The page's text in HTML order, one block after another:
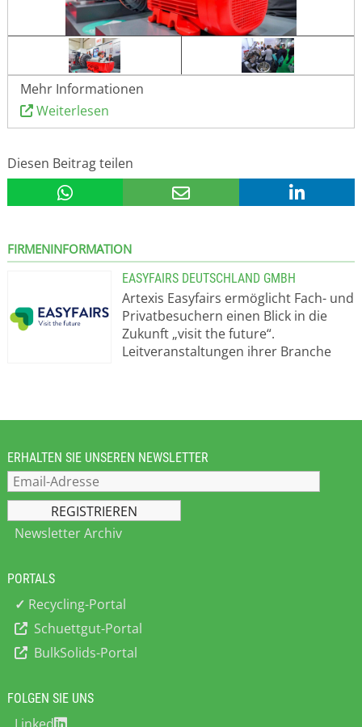
Mehr Informationen
Weiterlesen
Diesen Beitrag teilen
FIRMENINFORMATION
EASYFAIRS DEUTSCHLAND GMBH
Artexis Easyfairs ermöglicht Fach- und
Privatbesuchern einen Blick in die
Zukunft „visit the future“.
Leitveranstaltungen ihrer Branche
abgestimmten idealen
Marke Easyfairs veranstaltet die
Gruppe im Moment 125 Messen und
Ausstellungen in 16 Ländern.
ERHALTEN SIE UNSEREN NEWSLETTER
Newsletter Archiv
PORTALS
✓ Recycling-Portal
Schuettgut-Portal
BulkSolids-Portal
FOLGEN SIE UNS